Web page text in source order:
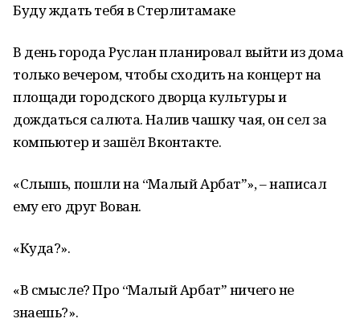
Буду ждать тебя в Стерлитамаке
В день города Руслан планировал выйти из дома
только вечером, чтобы сходить на концерт на
площади городского дворца культуры и
дождаться салюта. Налив чашку чая, он сел за
компьютер и зашёл Вконтакте.
«Слышь, пошли на “Малый Арбатˮ», – написал
ему его друг Вован.
«Куда?».
«В смысле? Про “Малый Арбатˮ ничего не
знаешь?».